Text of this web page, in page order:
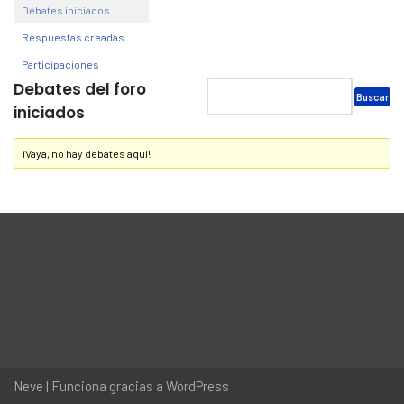
Debates iniciados
Respuestas creadas
Participaciones
Debates del foro
iniciados
¡Vaya, no hay debates aquí!
Neve | Funciona gracias a WordPress